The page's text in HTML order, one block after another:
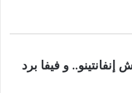
و فيفا برد